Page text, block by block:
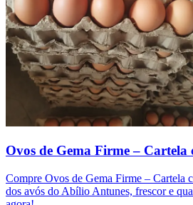
Ovos de Gema Firme – Cartela
Compre Ovos de Gema Firme – Cartela
dos avós do Abílio Antunes, frescor e